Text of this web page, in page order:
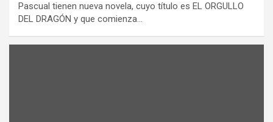
Pascual tienen nueva novela, cuyo título es EL ORGULLO
DEL DRAGÓN y que comienza…